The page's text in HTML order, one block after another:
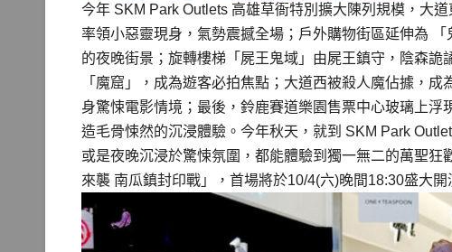
今年 SKM Park Outlets 高雄草衙特別擴大陳列規模，大
率領小惡靈現身，氣勢震撼全場；戶外購物街區延伸為
的夜晚街景；旋轉樓梯「屍王鬼域」由屍王鎮守，陰森
「魔窟」，成為遊客必拍焦點；大道西被殺人魔佔據，
身驚悚電影情境；最後，鈴鹿賽道樂園售票中心玻璃上
造毛骨悚然的沉浸體驗。今年秋天，就到 SKM Park
或是夜晚沉浸於驚悚氛圍，都能體驗到獨一無二的萬聖
來襲 南瓜鎮封印戰」，首場將於10/4(六)晚間18:30盛大